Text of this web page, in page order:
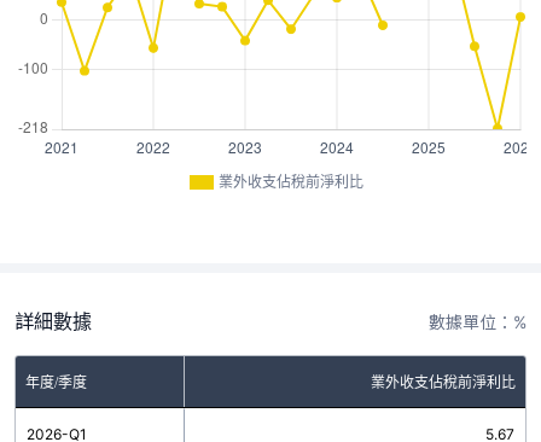
業外收支佔稅前淨利比
詳細數據 數據單位：%
年度/季度 業外收支佔稅前淨利比
2026-Q1 5.67